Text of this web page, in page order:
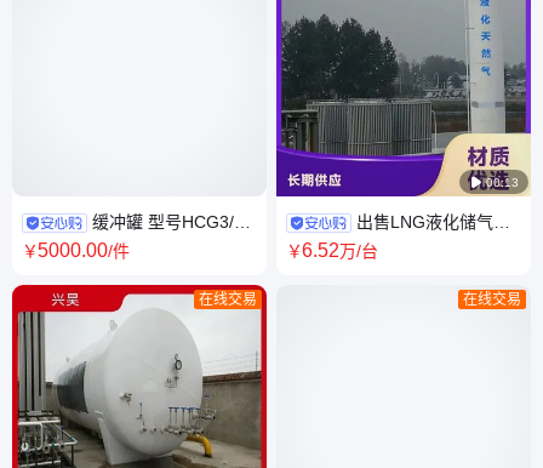
缓冲罐 型号HCG3/1
水容积3.0m³ 设计压力1.0MPa
￥5000.00/件
在线交易
 00:13
出售LNG液化储气罐
20立方移动加气车 CNG压缩天
￥6.52万/台
在线交易